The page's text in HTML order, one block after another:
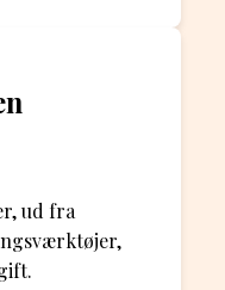
ud fra